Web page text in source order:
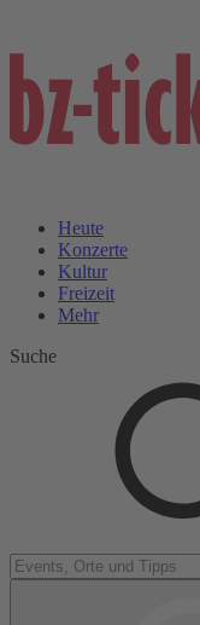
Heute
Konzerte
Kultur
Freizeit
Mehr
Suche